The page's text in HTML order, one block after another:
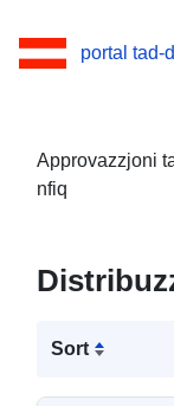
portal tad-
Approvazzjoni
nfiq
Sort